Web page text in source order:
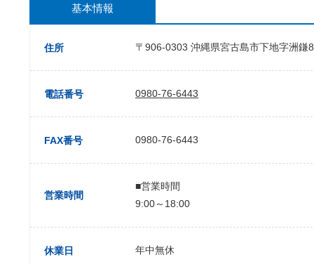
基本情報
住所 〒906-0303 沖縄県宮古島市下地字洲鎌
電話番号 0980-76-6443
FAX番号 0980-76-6443
営業時間
■営業時間
9:00～18:00
休業日 年中無休